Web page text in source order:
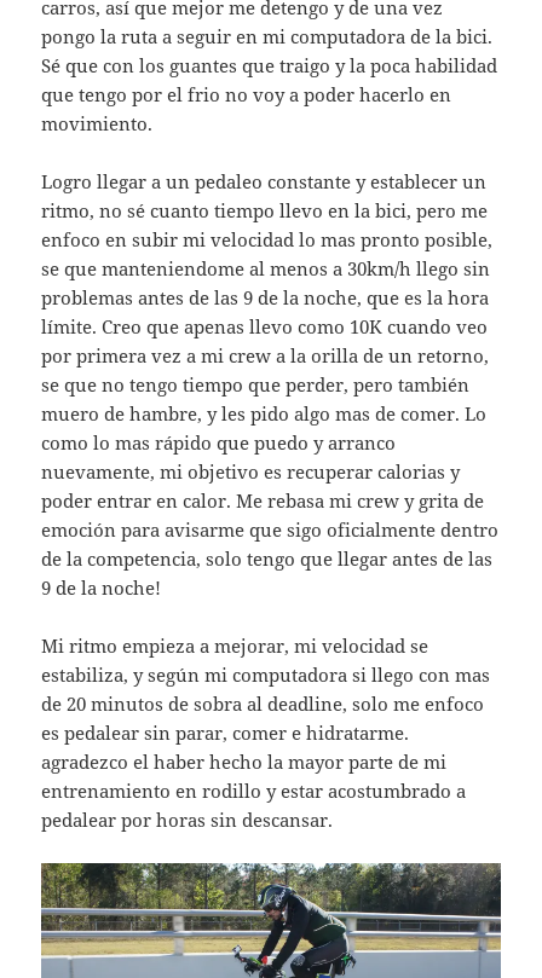
carros, así que mejor me detengo y de una vez
pongo la ruta a seguir en mi computadora de la bici.
Sé que con los guantes que traigo y la poca habilidad
que tengo por el frio no voy a poder hacerlo en
movimiento.
Logro llegar a un pedaleo constante y establecer un
ritmo, no sé cuanto tiempo llevo en la bici, pero me
enfoco en subir mi velocidad lo mas pronto posible,
se que manteniendome al menos a 30km/h llego sin
problemas antes de las 9 de la noche, que es la hora
límite. Creo que apenas llevo como 10K cuando veo
por primera vez a mi crew a la orilla de un retorno,
se que no tengo tiempo que perder, pero también
muero de hambre, y les pido algo mas de comer. Lo
como lo mas rápido que puedo y arranco
nuevamente, mi objetivo es recuperar calorias y
poder entrar en calor. Me rebasa mi crew y grita de
emoción para avisarme que sigo oficialmente dentro
de la competencia, solo tengo que llegar antes de las
9 de la noche!
Mi ritmo empieza a mejorar, mi velocidad se
estabiliza, y según mi computadora si llego con mas
de 20 minutos de sobra al deadline, solo me enfoco
es pedalear sin parar, comer e hidratarme.
agradezco el haber hecho la mayor parte de mi
entrenamiento en rodillo y estar acostumbrado a
pedalear por horas sin descansar.